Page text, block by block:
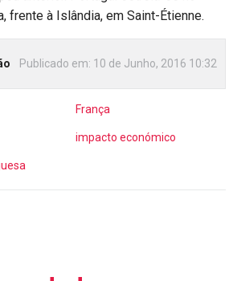
frente à Islândia, em Saint-Étienne.
Publicado em: 10 de Junho, 2016 10:32
França
impacto económico